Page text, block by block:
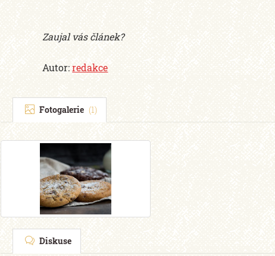
Zaujal vás článek?
Autor:redakce
Fotogalerie (1)
Diskuse